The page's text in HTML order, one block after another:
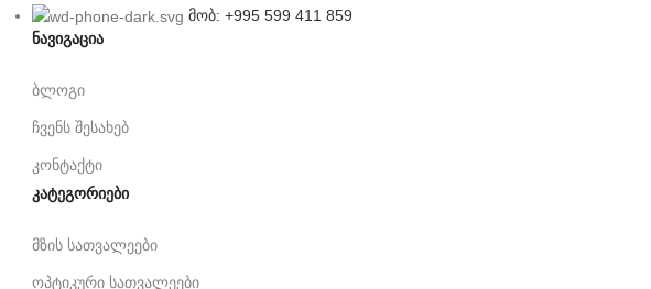
მობ: +995 599 411 859
ნავიგაცია
ბლოგი
ჩვენს შესახებ
კონტაქტი
კატეგორიები
მზის სათვალეები
ოპტიკური სათვალეები